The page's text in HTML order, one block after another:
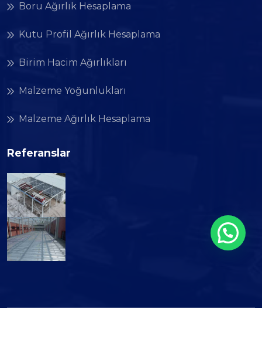
Boru Ağırlık Hesaplama
Kutu Profil Ağırlık Hesaplama
Birim Hacim Ağırlıkları
Malzeme Yoğunlukları
Malzeme Ağırlık Hesaplama
Referanslar